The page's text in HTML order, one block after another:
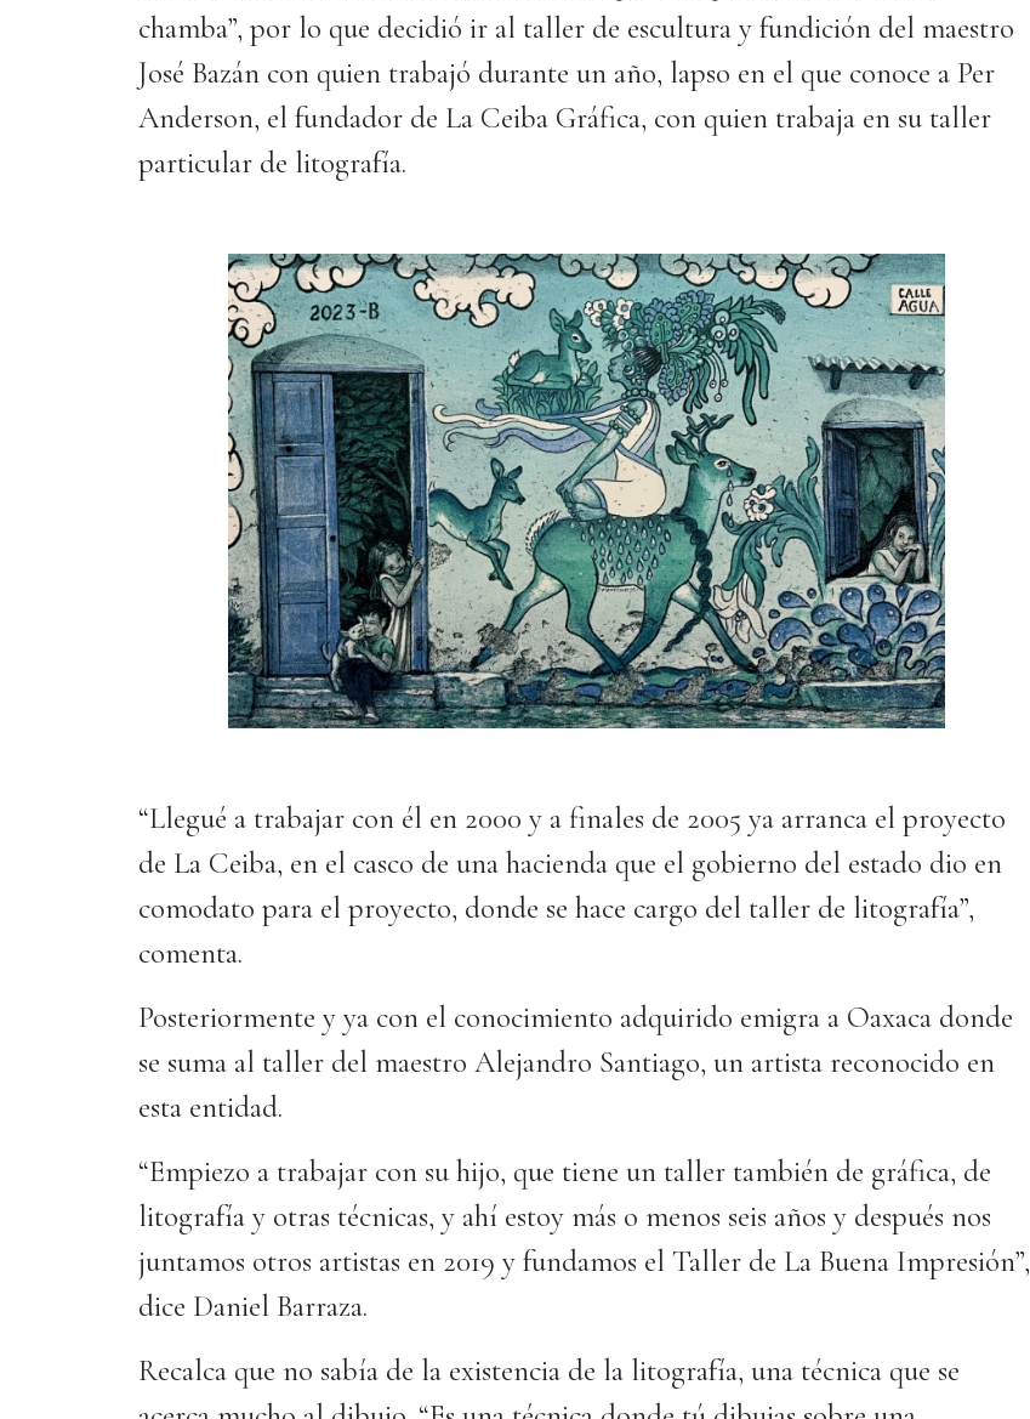
chamba”, por lo que decidió ir al taller de escultura y fundición del maestro
José Bazán con quien trabajó durante un año, lapso en el que conoce a Per
Anderson, el fundador de La Ceiba Gráfica, con quien trabaja en su taller
particular de litografía.
“Llegué a trabajar con él en 2000 y a finales de 2005 ya arranca el proyecto
de La Ceiba, en el casco de una hacienda que el gobierno del estado dio en
comodato para el proyecto, donde se hace cargo del taller de litografía”,
comenta.
Posteriormente y ya con el conocimiento adquirido emigra a Oaxaca donde
se suma al taller del maestro Alejandro Santiago, un artista reconocido en
esta entidad.
“Empiezo a trabajar con su hijo, que tiene un taller también de gráfica, de
litografía y otras técnicas, y ahí estoy más o menos seis años y después nos
juntamos otros artistas en 2019 y fundamos el Taller de La Buena Impresión”,
dice Daniel Barraza.
Recalca que no sabía de la existencia de la litografía, una técnica que se